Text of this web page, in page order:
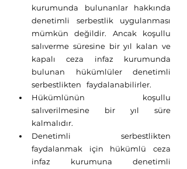
kurumunda bulunanlar hakkında
denetimli serbestlik uygulanması
mümkün değildir. Ancak koşullu
salıverme süresine bir yıl kalan ve
kapalı ceza infaz kurumunda
bulunan hükümlüler denetimli
serbestlikten   faydalanabilirler.
Hükümlünün koşullu
salıverilmesine bir yıl süre
kalmalıdır.
Denetimli serbestlikten
faydalanmak için hükümlü ceza
infaz kurumuna denetimli